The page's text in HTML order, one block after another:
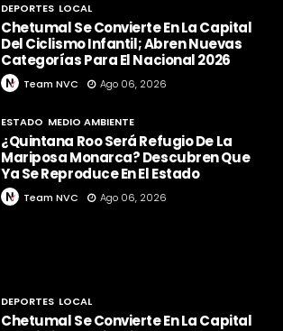
DEPORTES LOCAL
Chetumal Se Convierte En La Capital
Del Ciclismo Infantil; Abren Nuevas
Categorías Para El Nacional 2026
Team NVC Ago 06, 2026
ESTADO MEDIO AMBIENTE
¿Quintana Roo Será Refugio De La
Mariposa Monarca? Descubren Que
Ya Se Reproduce En El Estado
Team NVC Ago 06, 2026
DEPORTES LOCAL
Chetumal Se Convierte En La Capital